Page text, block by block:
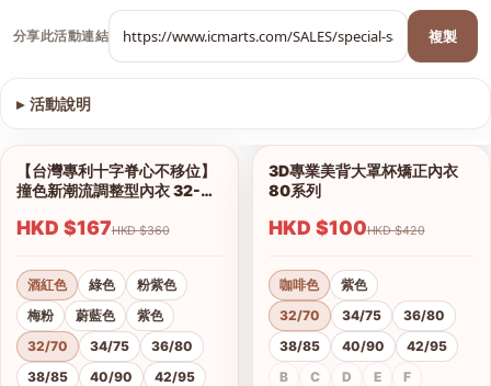
分享此活動連結 複製
▸ 活動說明
1/12
查看圖片
【台灣專利十字脊心不移位】
撞色新潮流調整型內衣 32-42
HKD $167 HKD $360
酒紅色 綠色
粉紫色
梅粉
蔚藍色
紫色
32/70
34/75
36/80
38/85
40/90
42/95
1/6
3D專業美背大罩杯矯正內衣
80系列
HKD $100 HKD $420
咖啡色
紫色
32/70
34/75
36/80
38/85
40/90
42/95
B
C D E F